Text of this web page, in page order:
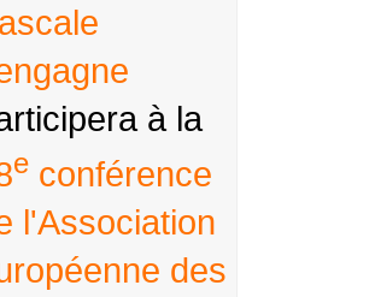
à la
econférence
l'Association
des